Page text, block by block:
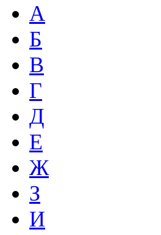
А
Б
В
Г
Д
Е
Ж
З
И